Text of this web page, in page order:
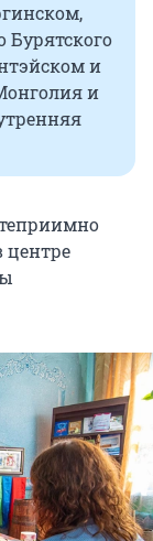
Бурятского
и
и
центре